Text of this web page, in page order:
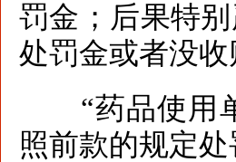
罚金；后果特
处罚金或者没收
“药品使用单
照前款的规定处